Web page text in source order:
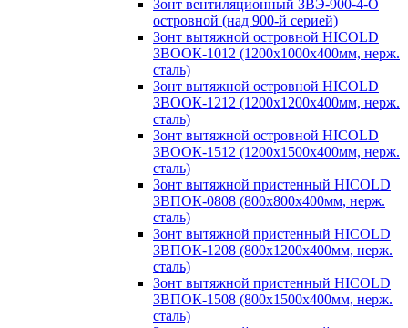
Зонт вентиляционный ЗВЭ-900-4-О
островной (над 900-й серией)
Зонт вытяжной островной HICOLD
ЗВООК-1012 (1200х1000х400мм, нерж.
сталь)
Зонт вытяжной островной HICOLD
ЗВООК-1212 (1200x1200x400мм, нерж.
сталь)
Зонт вытяжной островной HICOLD
ЗВООК-1512 (1200х1500х400мм, нерж.
сталь)
Зонт вытяжной пристенный HICOLD
ЗВПОК-0808 (800х800х400мм, нерж.
сталь)
Зонт вытяжной пристенный HICOLD
ЗВПОК-1208 (800х1200х400мм, нерж.
сталь)
Зонт вытяжной пристенный HICOLD
ЗВПОК-1508 (800х1500х400мм, нерж.
сталь)